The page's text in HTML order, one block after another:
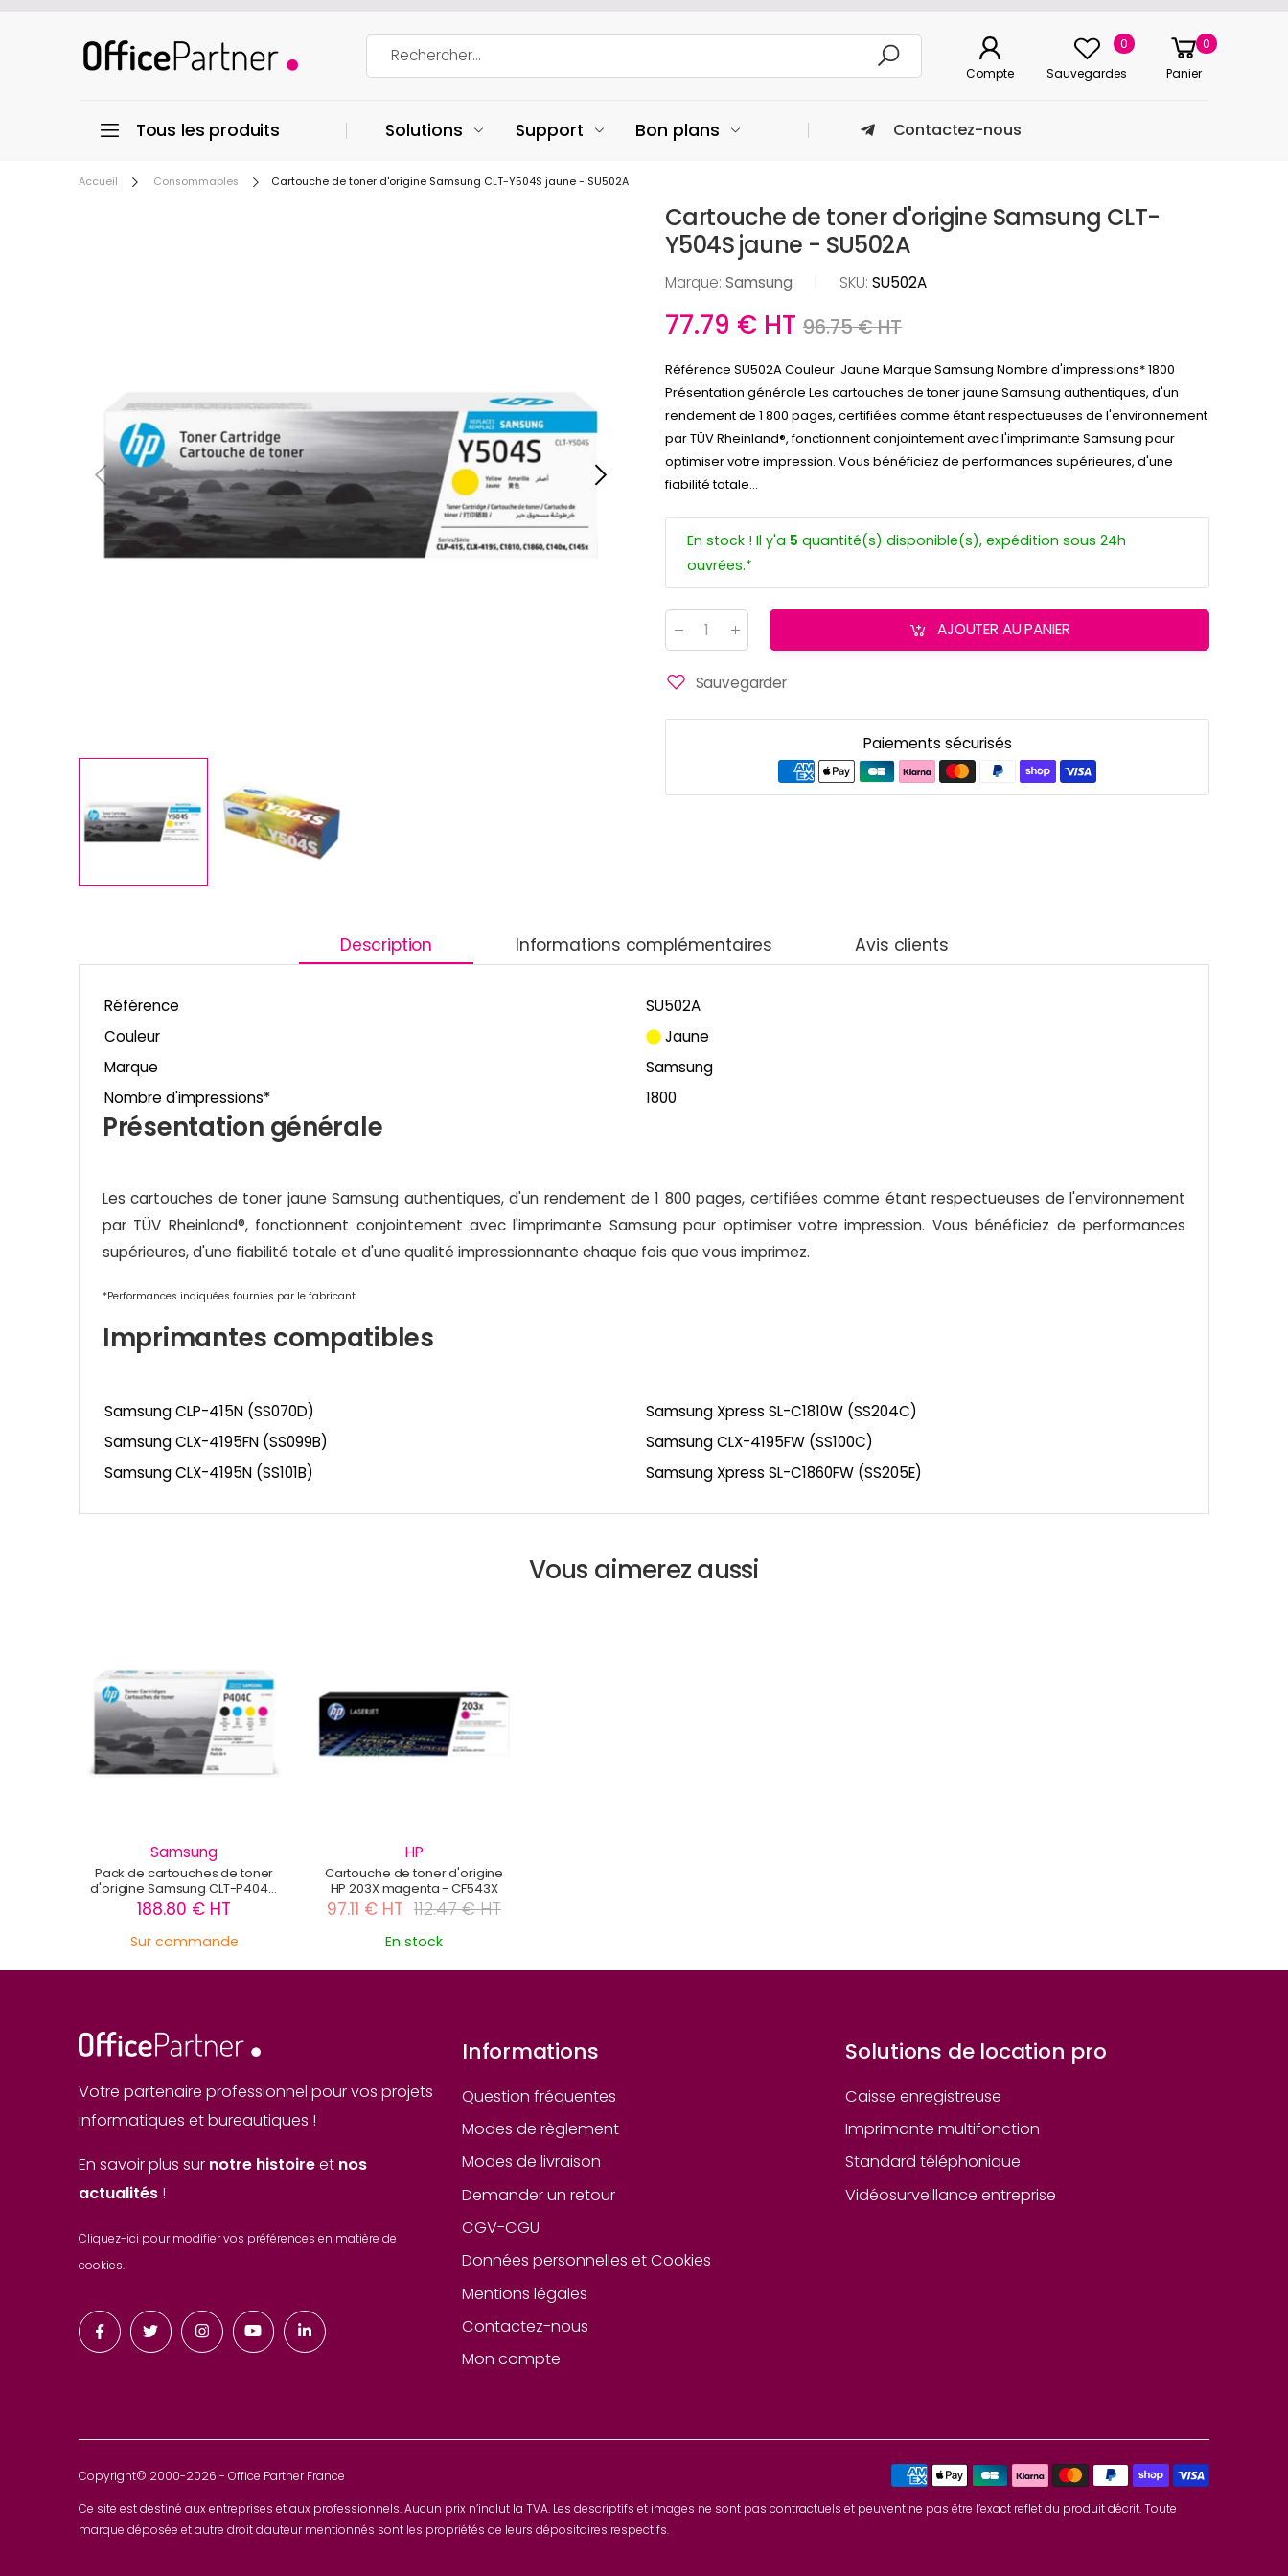
Compte
0
Sauvegardes
0
Panier
Tous les produits Solutions Support Bon plans Contactez-nous
Accueil Consommables Cartouche de toner d'origine Samsung CLT-Y504S jaune - SU502A
Cartouche de toner d'origine Samsung CLT-
Y504S jaune - SU502A
Marque: Samsung SKU: SU502A
77.79 € HT 96.75 € HT
Référence SU502A Couleur Jaune Marque Samsung Nombre d'impressions* 1800
Présentation générale Les cartouches de toner jaune Samsung authentiques, d'un
rendement de 1 800 pages, certifiées comme étant respectueuses de l'environnement
par TÜV Rheinland®, fonctionnent conjointement avec l'imprimante Samsung pour
optimiser votre impression. Vous bénéficiez de performances supérieures, d'une
fiabilité totale...
En stock ! Il y'a 5 quantité(s) disponible(s), expédition sous 24h
ouvrées.*
AJOUTER AU PANIER
Sauvegarder
Paiements sécurisés
Description Informations complémentaires Avis clients
Référence
SU502A
Couleur
Jaune
Marque
Samsung
Nombre d'impressions*
1800
Présentation générale
Les cartouches de toner jaune Samsung authentiques, d'un rendement de 1 800 pages, certifiées comme étant respectueuses de l'environnement
par TÜV Rheinland®, fonctionnent conjointement avec l'imprimante Samsung pour optimiser votre impression. Vous bénéficiez de performances
supérieures, d'une fiabilité totale et d'une qualité impressionnante chaque fois que vous imprimez.
*Performances indiquées fournies par le fabricant.
Imprimantes compatibles
Samsung CLP-415N (SS070D)
Samsung Xpress SL-C1810W (SS204C)
Samsung CLX-4195FN (SS099B)
Samsung CLX-4195FW (SS100C)
Samsung CLX-4195N (SS101B)
Samsung Xpress SL-C1860FW (SS205E)
Vous aimerez aussi
Samsung
Pack de cartouches de toner
d'origine Samsung CLT-P404C
noir, cyan, magenta, jaune -
SU365A
188.80 € HT
Sur commande
HP
Cartouche de toner d'origine
HP 203X magenta - CF543X
97.11 € HT 112.47 € HT
En stock
Votre partenaire professionnel pour vos projets
informatiques et bureautiques !
En savoir plus sur notre histoireet nos
actualités !
Cliquez-ici pour modifier vos préférences en matière de
cookies.
Informations
Question fréquentes
Modes de règlement
Modes de livraison
Demander un retour
CGV-CGU
Données personnelles et Cookies
Mentions légales
Contactez-nous
Mon compte
Solutions de location pro
Caisse enregistreuse
Imprimante multifonction
Standard téléphonique
Vidéosurveillance entreprise
Copyright© 2000-2026 - Office Partner France
Ce site est destiné aux entreprises et aux professionnels. Aucun prix n’inclut la TVA. Les descriptifs et images ne sont pas contractuels et peuvent ne pas être l’exact reflet du produit décrit. Toute
marque déposée et autre droit d'auteur mentionnés sont les propriétés de leurs dépositaires respectifs.